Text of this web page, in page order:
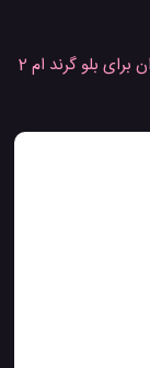
مشخصات فنی، قیمت، گالری تصاویر و نظرات کاربران برای بلو گرند ام 2